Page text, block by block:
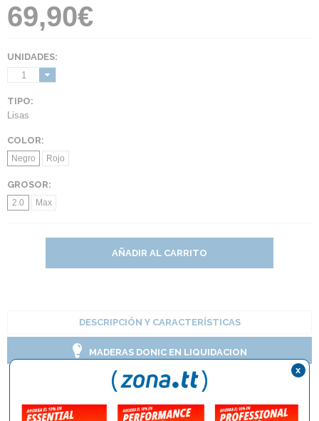
69,90€
UNIDADES:
1
TIPO:
Lisas
COLOR:
Negro Rojo
GROSOR:
2.0 Max
AÑADIR AL CARRITO
DESCRIPCIÓN Y CARACTERÍSTICAS
MADERAS DONIC EN LIQUIDACION
Goma Donic Bluestar A1
x